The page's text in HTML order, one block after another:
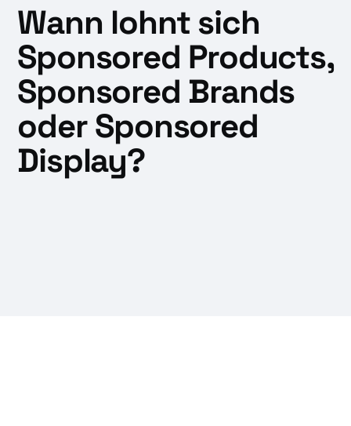
Wann lohnt sich
Sponsored Products,
Sponsored Brands
oder Sponsored
Display?